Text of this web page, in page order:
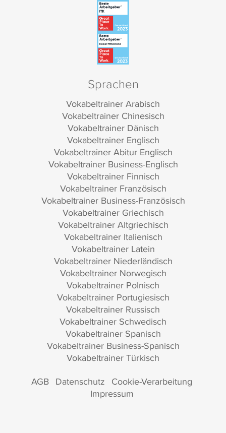
Sprachen
Vokabeltrainer Arabisch
Vokabeltrainer Chinesisch
Vokabeltrainer Dänisch
Vokabeltrainer Englisch
Vokabeltrainer Abitur Englisch
Vokabeltrainer Business-Englisch
Vokabeltrainer Finnisch
Vokabeltrainer Französisch
Vokabeltrainer Business-Französisch
Vokabeltrainer Griechisch
Vokabeltrainer Altgriechisch
Vokabeltrainer Italienisch
Vokabeltrainer Latein
Vokabeltrainer Niederländisch
Vokabeltrainer Norwegisch
Vokabeltrainer Polnisch
Vokabeltrainer Portugiesisch
Vokabeltrainer Russisch
Vokabeltrainer Schwedisch
Vokabeltrainer Spanisch
Vokabeltrainer Business-Spanisch
Vokabeltrainer Türkisch
AGB Datenschutz Cookie-Verarbeitung
Impressum